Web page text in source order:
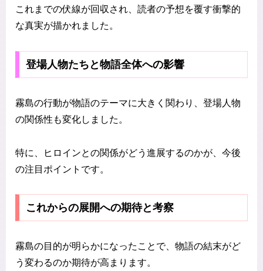
これまでの伏線が回収され、読者の予想を覆す衝撃的
な真実が描かれました。
登場人物たちと物語全体への影響
霧島の行動が物語のテーマに大きく関わり、登場人物
の関係性も変化しました。
特に、ヒロインとの関係がどう進展するのかが、今後
の注目ポイントです。
これからの展開への期待と考察
霧島の目的が明らかになったことで、物語の結末がど
う変わるのか期待が高まります。